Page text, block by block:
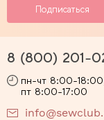
8 (800) 201-
пн-чт 8:00-
пт 8:00-17:00